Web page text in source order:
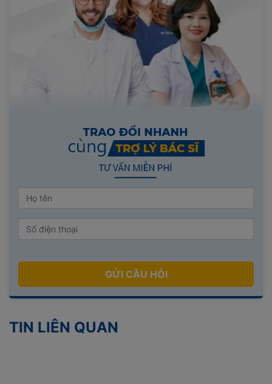
GỬI CÂU HỎI
TIN LIÊN QUAN